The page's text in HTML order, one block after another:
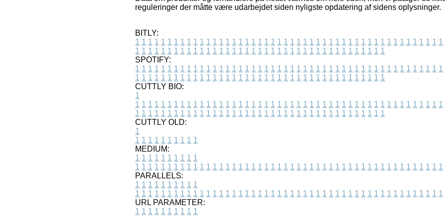
reguleringer der måtte være udarbejdet siden nyligste opdatering af sidens oplysninger.
BITLY:
1 1 1 1 1 1 1 1 1 1 1 1 1 1 1 1 1 1 1 1 1 1 1 1 1 1 1 1 1 1 1 1 1 1 1 1 1 1 1 1 1 1 1 1 1 1 1 1
1 1 1 1 1 1 1 1 1 1 1 1 1 1 1 1 1 1 1 1 1 1 1 1 1 1 1 1 1 1 1 1 1 1 1 1 1 1 1
SPOTIFY:
1 1 1 1 1 1 1 1 1 1 1 1 1 1 1 1 1 1 1 1 1 1 1 1 1 1 1 1 1 1 1 1 1 1 1 1 1 1 1 1 1 1 1 1 1 1 1 1
1 1 1 1 1 1 1 1 1 1 1 1 1 1 1 1 1 1 1 1 1 1 1 1 1 1 1 1 1 1 1 1 1 1 1 1 1 1 1
CUTTLY BIO:
1
1 1 1 1 1 1 1 1 1 1 1 1 1 1 1 1 1 1 1 1 1 1 1 1 1 1 1 1 1 1 1 1 1 1 1 1 1 1 1 1 1 1 1 1 1 1 1 1
1 1 1 1 1 1 1 1 1 1 1 1 1 1 1 1 1 1 1 1 1 1 1 1 1 1 1 1 1 1 1 1 1 1 1 1 1 1 1
CUTTLY OLD:
1
1 1 1 1 1 1 1 1 1 1
MEDIUM:
1 1 1 1 1 1 1 1 1 1
1 1 1 1 1 1 1 1 1 1 1 1 1 1 1 1 1 1 1 1 1 1 1 1 1 1 1 1 1 1 1 1 1 1 1 1 1 1 1 1 1 1 1 1 1 1 1 1
PARALLELS:
1 1 1 1 1 1 1 1 1 1
1 1 1 1 1 1 1 1 1 1 1 1 1 1 1 1 1 1 1 1 1 1 1 1 1 1 1 1 1 1 1 1 1 1 1 1 1 1 1 1 1 1 1 1 1 1 1 1
URL PARAMETER:
1 1 1 1 1 1 1 1 1 1